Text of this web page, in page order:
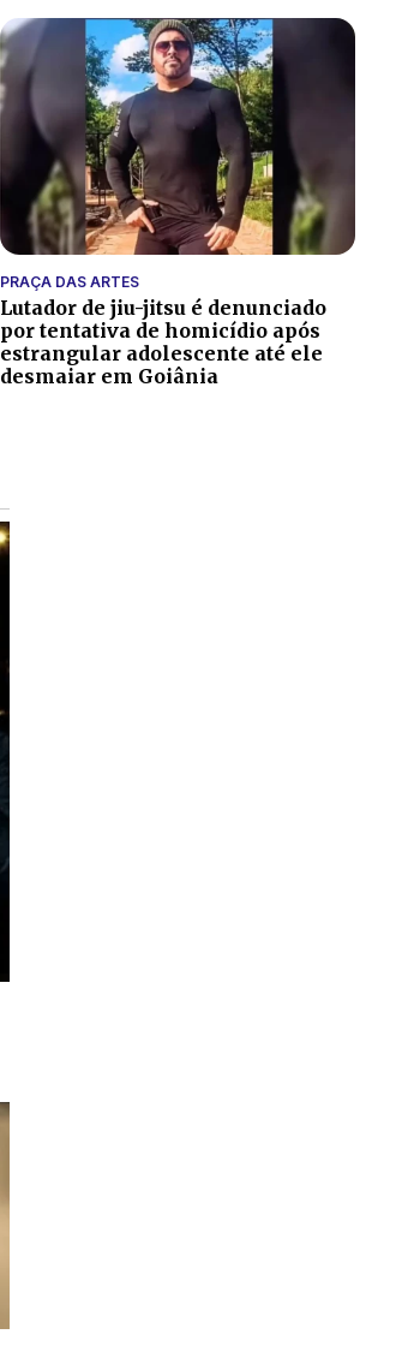
PRAÇA DAS ARTES
Lutador de jiu-jitsu é denunciado
por tentativa de homicídio após
estrangular adolescente até ele
desmaiar em Goiânia